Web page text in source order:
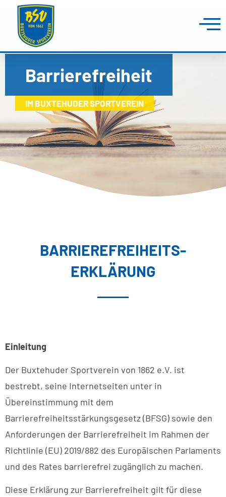
Barrierefreiheit
IM BUXTEHUDER SPORTVEREIN
BARRIEREFREIHEITS-
ERKLÄRUNG
Einleitung
Der Buxtehuder Sportverein von 1862 e.V. ist
bestrebt, seine Internetseiten unter in
Übereinstimmung mit dem
Barrierefreiheitsstärkungsgesetz (BFSG) sowie den
Anforderungen der Barrierefreiheit im Rahmen der
Richtlinie (EU) 2019/882 des Europäischen Parlaments
und des Rates barrierefrei zugänglich zu machen.
Diese Erklärung zur Barrierefreiheit gilt für diese